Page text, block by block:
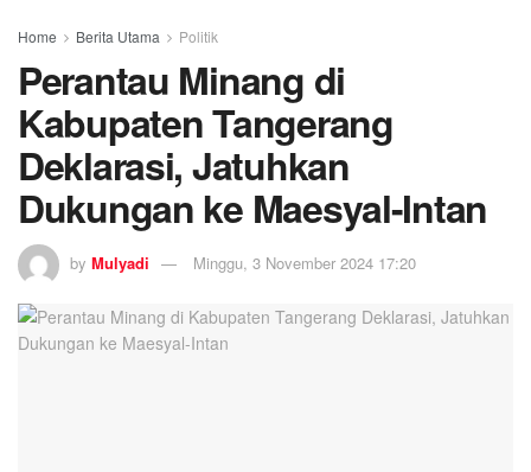
Home Berita Utama Politik
Perantau Minang di
Kabupaten Tangerang
Deklarasi, Jatuhkan
Dukungan ke Maesyal-Intan
by Mulyadi Minggu, 3 November 2024 17:20